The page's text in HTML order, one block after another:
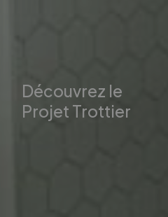
Découvrez le
Projet Trottier